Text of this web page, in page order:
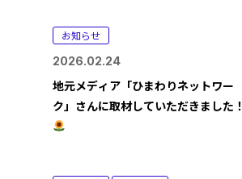
お知らせ
2026.02.24
地元メディア「ひまわりネットワー
ク」さんに取材していただきました！